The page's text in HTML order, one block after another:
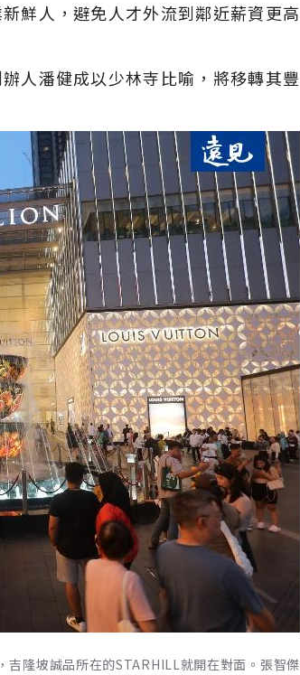
鮮人，避免人才外流到鄰近薪資更高
人潘健成以少林寺比喻，將移轉其豐
隆坡誠品所在的STARHILL就開在對面。張智傑